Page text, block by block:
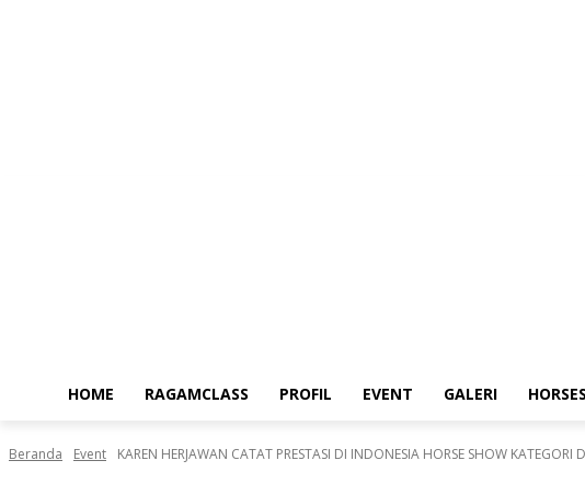
HOME RAGAMCLASS PROFIL EVENT GALERI HORSES
Beranda Event KAREN HERJAWAN CATAT PRESTASI DI INDONESIA HORSE SHOW KATEGORI